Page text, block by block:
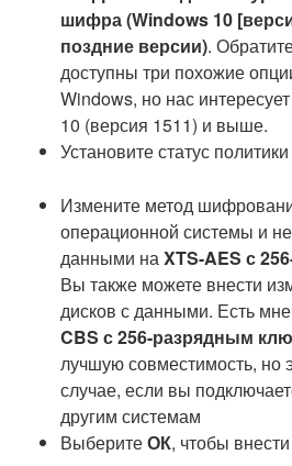
шифра (Windows 10
поздние версии).
доступны три похожие
Windows, но нас
10 (версия 1511) и выше.
Установите статус
Измените метод
операционной системы и
данными наXTS-AES с
Вы также можете внести
дисков с данными. Есть
CBS с 256-разрядным
лучшую совместимость, но
случае, если вы
другим системам
ВыберитеОК, чтобы